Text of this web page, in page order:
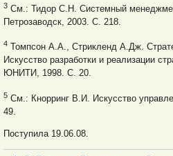
3 См.: Тидор С.Н. Системный
Петрозаводск, 2003. С. 218.
4 Томпсон А.А., Стрикленд А.Дж.
Искусство разработки и реализации
ЮНИТИ, 1998. С. 20.
5 См.: Кнорринг В.И. Искусство
49.
Поступила 19.06.08.